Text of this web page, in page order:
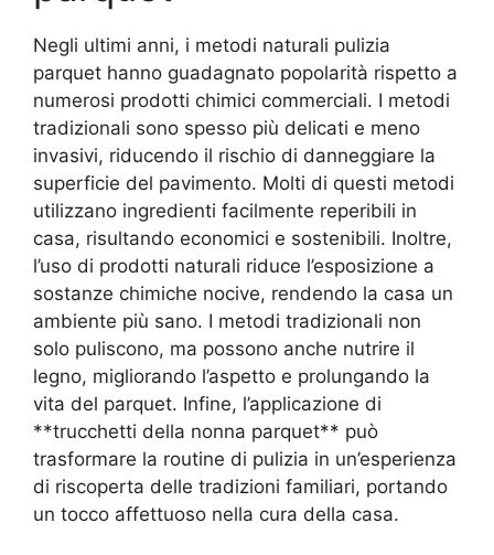
Negli ultimi anni, i metodi naturali pulizia
parquet hanno guadagnato popolarità rispetto a
numerosi prodotti chimici commerciali. I metodi
tradizionali sono spesso più delicati e meno
invasivi, riducendo il rischio di danneggiare la
superficie del pavimento. Molti di questi metodi
utilizzano ingredienti facilmente reperibili in
casa, risultando economici e sostenibili. Inoltre,
l’uso di prodotti naturali riduce l’esposizione a
sostanze chimiche nocive, rendendo la casa un
ambiente più sano. I metodi tradizionali non
solo puliscono, ma possono anche nutrire il
legno, migliorando l’aspetto e prolungando la
vita del parquet. Infine, l’applicazione di
**trucchetti della nonna parquet** può
trasformare la routine di pulizia in un’esperienza
di riscoperta delle tradizioni familiari, portando
un tocco affettuoso nella cura della casa.